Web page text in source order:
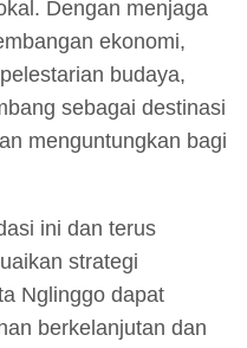
Dengan menjaga
ekonomi,
budaya,
sebagai destinasi
menguntungkan bagi
ini dan terus
strategi
Nglinggo dapat
berkelanjutan dan